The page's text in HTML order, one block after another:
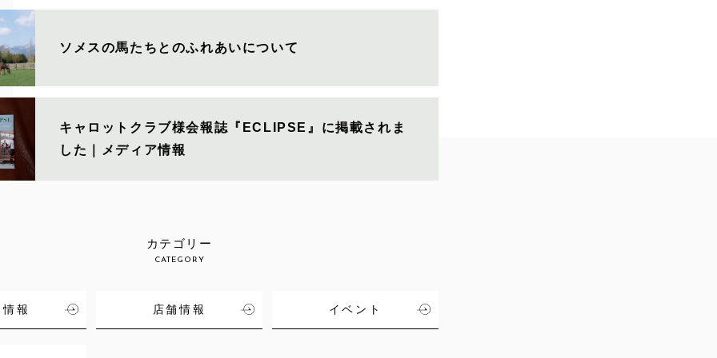
ソメスの馬たちとのふれあいについて
キャロットクラブ様会報誌『ECLIPSE』に掲載されま
した｜メディア情報
カテゴリー
CATEGORY
報 店舗情報 イベント